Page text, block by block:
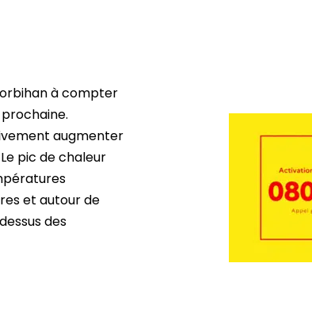
à compter
prochaine.
augmenter
pic de chaleur
et autour de
des